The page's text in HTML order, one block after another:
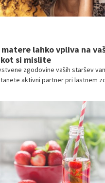
lahko vpliva na
si mislite
zgodovine vaših staršev
aktivni partner pri lastnem
ali pravočasno zdravili